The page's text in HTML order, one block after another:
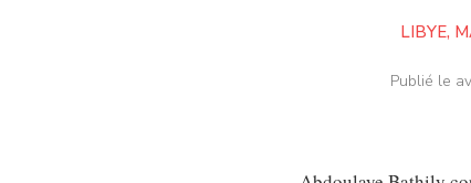
LIBYE,
Publié le